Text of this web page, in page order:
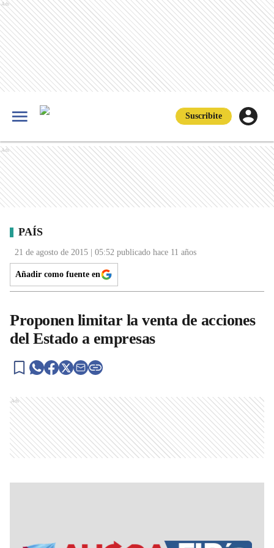
Ads
Suscribite
Ads
PAÍS
21 de agosto de 2015 | 05:52 publicado hace 11 años
Añadir como fuente en
Proponen limitar la venta de acciones
del Estado a empresas
Ads